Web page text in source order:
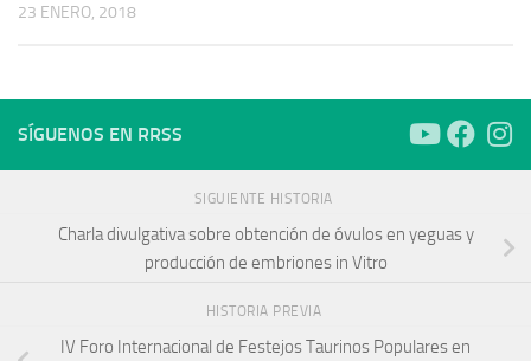
23 ENERO, 2018
SÍGUENOS EN RRSS
SIGUIENTE HISTORIA
Charla divulgativa sobre obtención de óvulos en yeguas y
producción de embriones in Vitro
HISTORIA PREVIA
IV Foro Internacional de Festejos Taurinos Populares en